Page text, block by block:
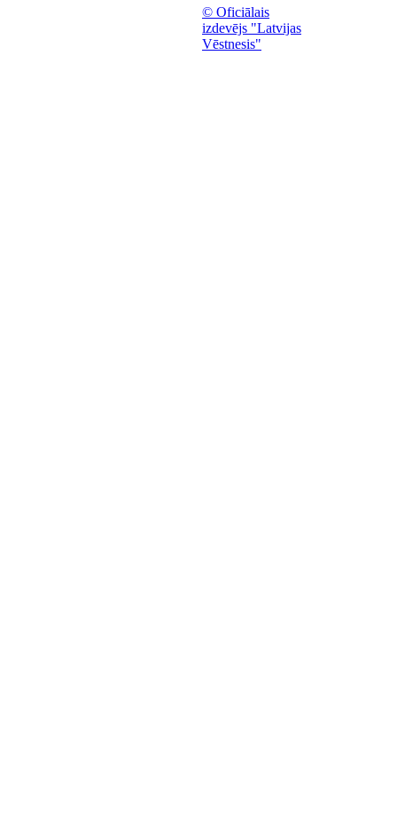
© Oficiālais
izdevējs "Latvijas
Vēstnesis"